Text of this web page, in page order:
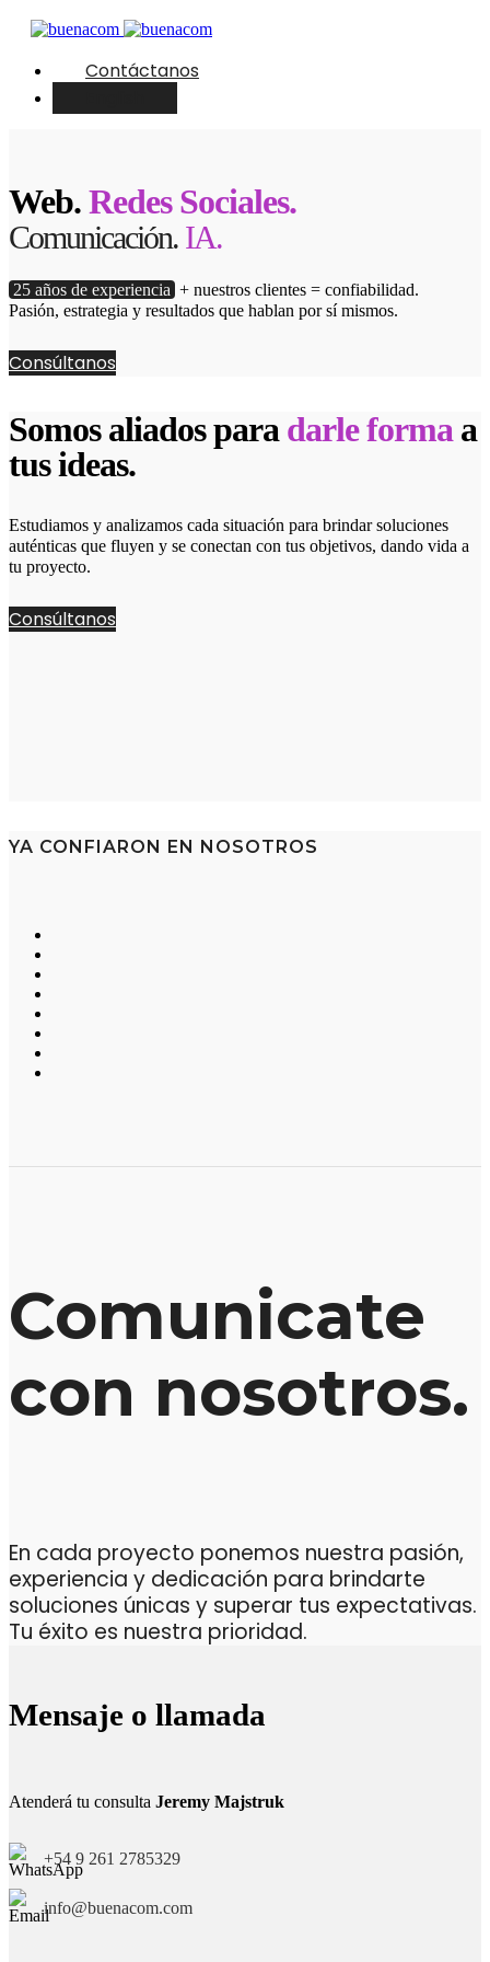
Contáctanos
Web.Redes Sociales.
Comunicación. IA.
25 años de experiencia + nuestros clientes = confiabilidad.
Pasión, estrategia y resultados que hablan por sí mismos.
Consúltanos
Somos aliados para darle forma a
tus ideas.
Estudiamos y analizamos cada situación para brindar soluciones
auténticas que fluyen y se conectan con tus objetivos, dando vida a
tu proyecto.
Consúltanos
YA CONFIARON EN NOSOTROS
Comunicate
con nosotros.
En cada proyecto ponemos nuestra pasión,
experiencia y dedicación para brindarte
soluciones únicas y superar tus expectativas.
Tu éxito es nuestra prioridad.
Mensaje o llamada
Atenderá tu consulta Jeremy Majstruk
+54 9 261 2785329
info@buenacom.com